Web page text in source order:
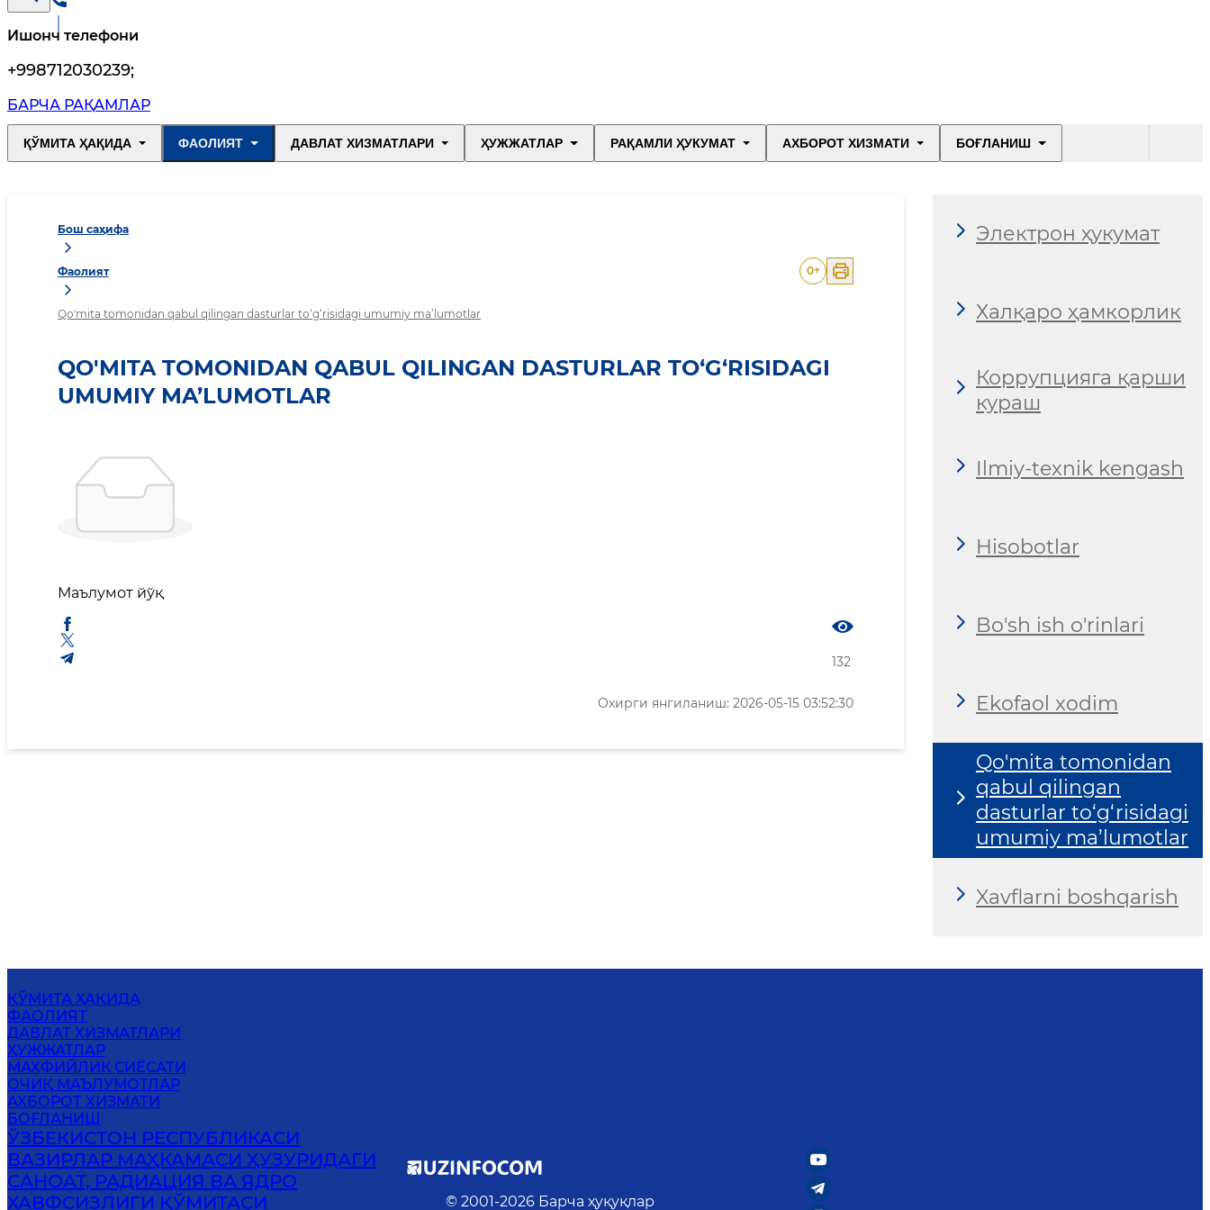
Ишонч телефони
+998712030239;
БАРЧА РАҚАМЛАР
ҚЎМИТА ҲАҚИДА ФАОЛИЯТ ДАВЛАТ ХИЗМАТЛАРИ ҲУЖЖАТЛАР РАҚАМЛИ ҲУКУМАТ АХБОРОТ ХИЗМАТИ БОҒЛАНИШ
Бош саҳифа
Фаолият
Qo'mita tomonidan qabul qilingan dasturlar to‘g‘risidagi umumiy ma’lumotlar
0+
QO'MITA TOMONIDAN QABUL QILINGAN DASTURLAR TO‘G‘RISIDAGI
UMUMIY MA’LUMOTLAR
Маълумот йўқ
132
Охирги янгиланиш: 2026-05-15 03:52:30
Электрон ҳукумат
Халқаро ҳамкорлик
Коррупцияга қарши
кураш
Ilmiy-texnik kengash
Hisobotlar
Bo'sh ish o'rinlari
Ekofaol xodim
Qo'mita tomonidan
qabul qilingan
dasturlar to‘g‘risidagi
umumiy ma’lumotlar
Xavflarni boshqarish
ҚЎМИТА ҲАҚИДА
ФАОЛИЯТ
ДАВЛАТ ХИЗМАТЛАРИ
ҲУЖЖАТЛАР
МАХФИЙЛИК СИЁСАТИ
ОЧИҚ МАЪЛУМОТЛАР
АХБОРОТ ХИЗМАТИ
БОҒЛАНИШ
ЎЗБЕКИСТОН РЕСПУБЛИКАСИ
ВАЗИРЛАР МАҲКАМАСИ ҲУЗУРИДАГИ
САНОАТ, РАДИАЦИЯ ВА ЯДРО
ХАВФСИЗЛИГИ ҚЎМИТАСИ
© 2001-2026 Барча ҳуқуқлар